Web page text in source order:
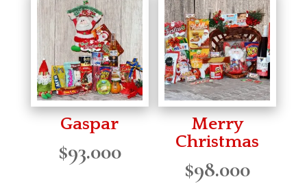
Gaspar
$93.000
Merry
Christmas
$98.000